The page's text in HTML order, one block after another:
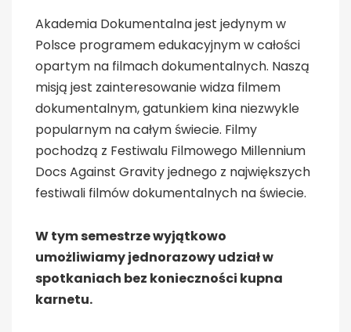
Akademia Dokumentalna jest jedynym w
Polsce programem edukacyjnym w całości
opartym na filmach dokumentalnych. Naszą
misją jest zainteresowanie widza filmem
dokumentalnym, gatunkiem kina niezwykle
popularnym na całym świecie. Filmy
pochodzą z Festiwalu Filmowego Millennium
Docs Against Gravity jednego z największych
festiwali filmów dokumentalnych na świecie.
W tym semestrze wyjątkowo
umożliwiamy jednorazowy udział w
spotkaniach bez konieczności kupna
karnetu.